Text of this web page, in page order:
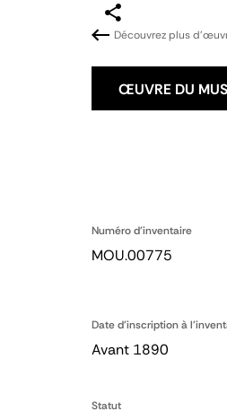
Découvrez plus
ŒUVRE DU
Numéro d'inventaire
MOU.00775
Date d'inscription à
Avant 1890
Statut